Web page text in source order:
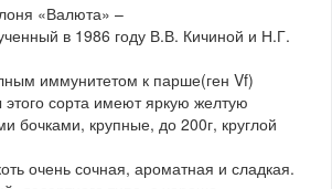
«Валюта» –
в 1986 году В.В. Кичиной и Н.Г.
иммунитетом к парше(ген Vf)
сорта имеют яркую желтую
бочками, крупные, до 200г, круглой
очень сочная, ароматная и сладкая.